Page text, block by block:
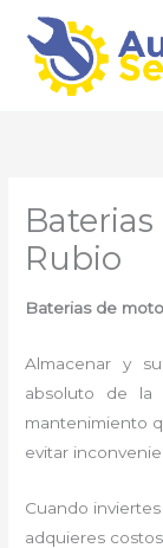
contenido
Rubio
Baterias de
Almacenar y
absoluto de la
mantenimiento
evitar
Cuando
adquieres